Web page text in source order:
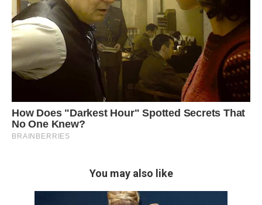
You may also like